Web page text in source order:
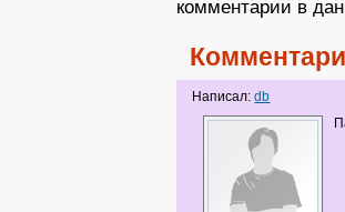
комментарии в
Написал:db